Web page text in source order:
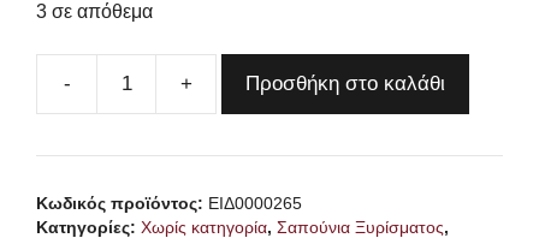
3 σε απόθεμα
LEA
Shaving
250ml
Προσθήκη στο καλάθι
Κωδικός προϊόντος: ΕΙΔ0000265
Κατηγορίες: Χωρίς κατηγορία, Σαπούνια Ξυρίσματος,